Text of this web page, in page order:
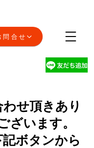
問合せ
せ頂きあり
ざいます。
ボタンから